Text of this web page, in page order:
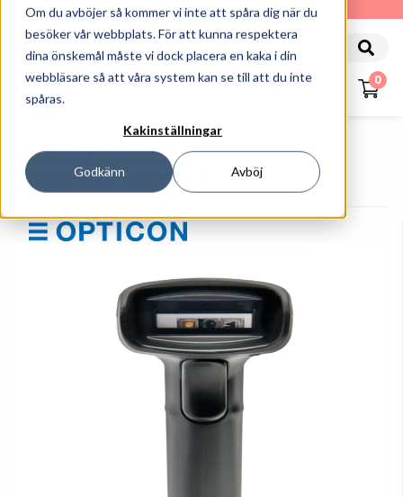
Om du avböjer så kommer vi inte att spåra dig när du
besöker vår webbplats. För att kunna respektera
dina önskemål måste vi dock placera en kaka i din
webbläsare så att våra system kan se till att du inte
spåras.
Kakinställningar
Godkänn Avböj
010-162 61 90
0
Streckkodsläsare
Handhållna Streckkodsläsare
Opticon L-46XS - Streckkodsskanner